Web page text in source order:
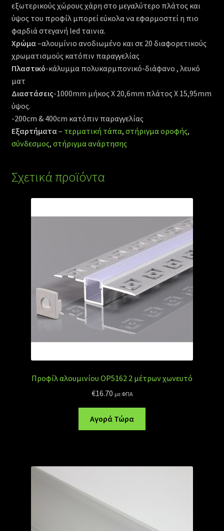
εξωτερικούς χώρους χάρη στο μεγαλύτερο πλάτος και
ύψος του προφίλ μπορεί εύκολα να εφαρμοστεί η πιο
φαρδιά στεγανή led ταινια.
Χρώμα–αλουμίνιο ανοδιωμένο και σε 20 διαφορετικούς
χρωματισμούς κατόπιν παραγγελίας
Πλαστικό-κάλυμμα πολυκαρμπονικό-διάφανο , λευκό
ματ
Διαστάσεις-1000mm μήκος Χ 20,6mm πλάτος Χ 15,95mm
ύψος.
-200cm & 400cm κατόπιν παραγγελίας
Εξαρτήματα– τερματική τάπα, στήριγμα οροφής,
σύνδεσμος, στήριγμα ανάρτησης
Σχετικά προϊόντα
Προφίλ αλουμινίου OP5162 2 μέτρων χωνευτό
€16.70 με ΦΠΑ
Αγορά Τώρα